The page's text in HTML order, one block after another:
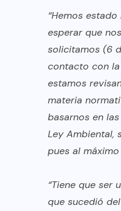
“Hemos
esperar que
solicitamos (6
contacto con
estamos
materia
basarnos en
Ley Ambiental,
pues al
“Tiene que ser
que sucedió